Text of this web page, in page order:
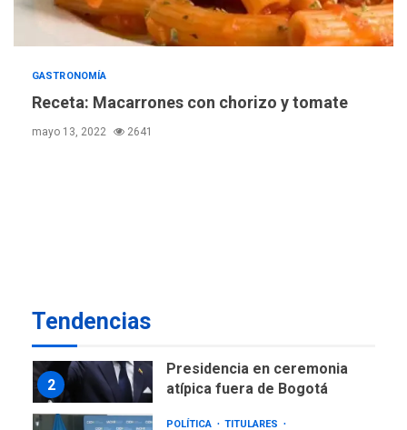
GASTRONOMÍA
Receta: Macarrones con chorizo y tomate
mayo 13, 2022 2641
Tendencias
6
nuevamente limitar
ciudadanía por nacimiento
7
Ucrania y Rusia intensifican
2
Presidencia en ceremonia
atípica fuera de Bogotá
POLÍTICA TITULARES